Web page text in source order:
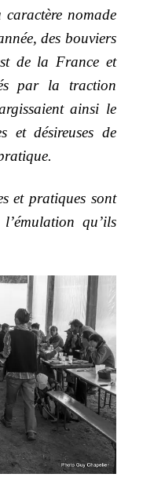
caractère nomade
des bouviers
de la France et
par la traction
ainsi le
et désireuses de
et pratiques sont
qu’ils